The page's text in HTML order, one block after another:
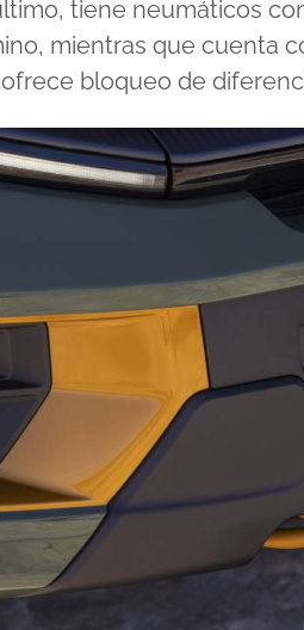
tiene neumáticos
mientras que cuenta
bloqueo de